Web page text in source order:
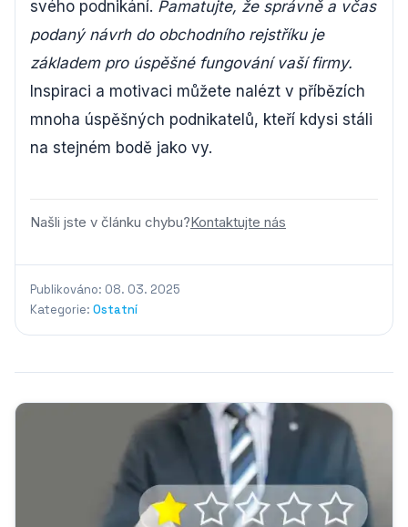
svého podnikání. Pamatujte, že správně a včas
podaný návrh do obchodního rejstříku je
základem pro úspěšné fungování vaší firmy.
Inspiraci a motivaci můžete nalézt v příbězích
mnoha úspěšných podnikatelů, kteří kdysi stáli
na stejném bodě jako vy.
Našli jste v článku chybu?Kontaktujte nás
Publikováno: 08. 03. 2025
Kategorie: Ostatní